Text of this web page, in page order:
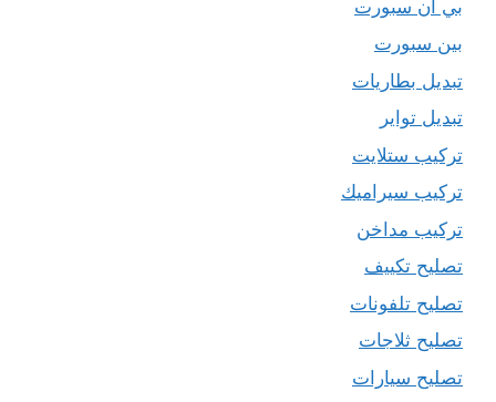
بي ان سبورت
بين سبورت
تبديل بطاريات
تبديل تواير
تركيب ستلايت
تركيب سيراميك
تركيب مداخن
تصليح تكييف
تصليح تلفونات
تصليح ثلاجات
تصليح سيارات